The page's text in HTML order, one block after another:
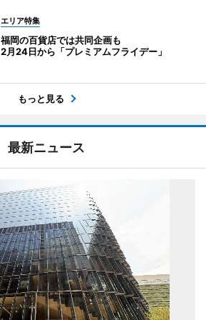
エリア特集
福岡の百貨店では共同企画も
2月24日から「プレミアムフライデー」
もっと見る
最新ニュース